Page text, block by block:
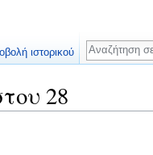
28
ιστορικού